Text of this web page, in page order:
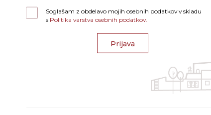
Soglašam z obdelavo mojih osebnih podatkov v skladu
s Politika varstva osebnih podatkov.
Prijava